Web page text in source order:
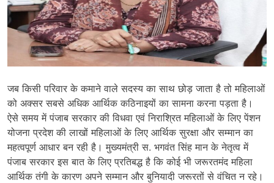
जब किसी परिवार के कमाने वाले सदस्य का साथ छोड़ जाता है तो महिलाओं
को अक्सर सबसे अधिक आर्थिक कठिनाइयों का सामना करना पड़ता है।
ऐसे समय में पंजाब सरकार की विधवा एवं निराश्रित महिलाओं के लिए पेंशन
योजना प्रदेश की लाखों महिलाओं के लिए आर्थिक सुरक्षा और सम्मान का
महत्वपूर्ण आधार बन रही है। मुख्यमंत्री स. भगवंत सिंह मान के नेतृत्व में
पंजाब सरकार इस बात के लिए प्रतिबद्ध है कि कोई भी जरूरतमंद महिला
आर्थिक तंगी के कारण अपने सम्मान और बुनियादी जरूरतों से वंचित न रहे।